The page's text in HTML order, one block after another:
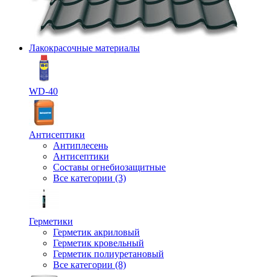
Лакокрасочные материалы
WD-40
Антисептики
Антиплесень
Антисептики
Составы огнебиозащитные
Все категории (3)
Герметики
Герметик акриловый
Герметик кровельный
Герметик полиуретановый
Все категории (8)